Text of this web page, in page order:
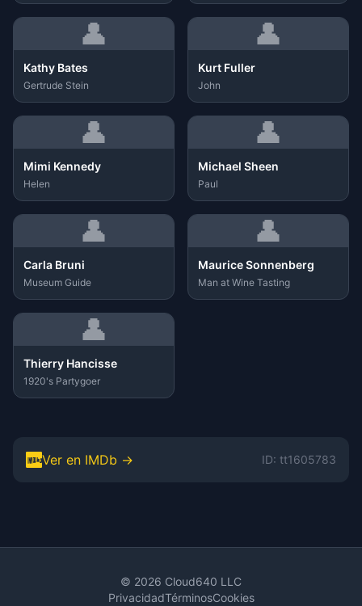
👤
Kathy Bates
Gertrude Stein
👤
Kurt Fuller
John
👤
Mimi Kennedy
Helen
👤
Michael Sheen
Paul
👤
Carla Bruni
Museum Guide
👤
Maurice Sonnenberg
Man at Wine Tasting
👤
Thierry Hancisse
1920's Partygoer
Ver en IMDb → ID: tt1605783
© 2026 Cloud640 LLC
PrivacidadTérminosCookies